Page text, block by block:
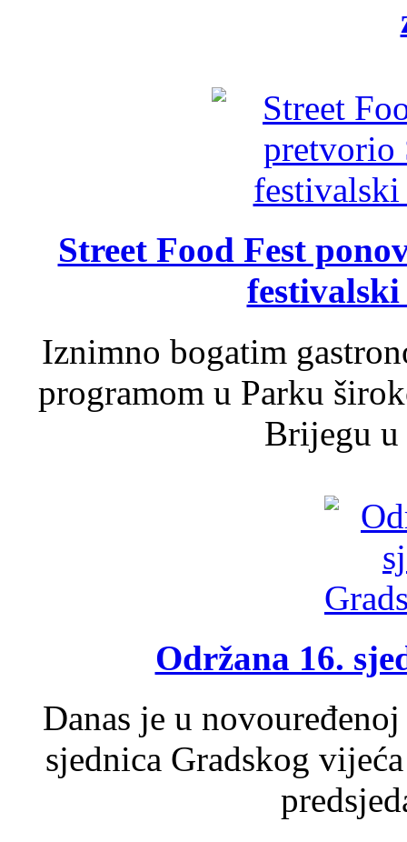
Street Food Fest
Iznimno bogatim
programom u Parku
Brijegu u
Održana 16.
Danas je u
sjednica Gradskog